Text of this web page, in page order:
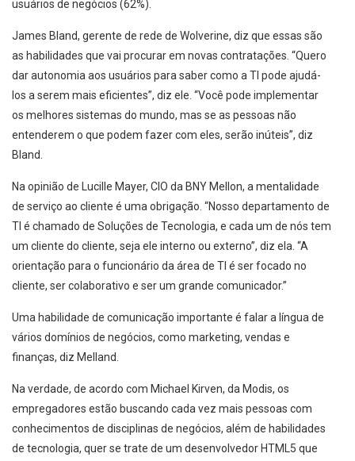
usuários de negócios (62%).
James Bland, gerente de rede de Wolverine, diz que essas são
as habilidades que vai procurar em novas contratações. “Quero
dar autonomia aos usuários para saber como a TI pode ajudá-
los a serem mais eficientes”, diz ele. “Você pode implementar
os melhores sistemas do mundo, mas se as pessoas não
entenderem o que podem fazer com eles, serão inúteis”, diz
Bland.
Na opinião de Lucille Mayer, CIO da BNY Mellon, a mentalidade
de serviço ao cliente é uma obrigação. “Nosso departamento de
TI é chamado de Soluções de Tecnologia, e cada um de nós tem
um cliente do cliente, seja ele interno ou externo”, diz ela. “A
orientação para o funcionário da área de TI é ser focado no
cliente, ser colaborativo e ser um grande comunicador.”
Uma habilidade de comunicação importante é falar a língua de
vários domínios de negócios, como marketing, vendas e
finanças, diz Melland.
Na verdade, de acordo com Michael Kirven, da Modis, os
empregadores estão buscando cada vez mais pessoas com
conhecimentos de disciplinas de negócios, além de habilidades
de tecnologia, quer se trate de um desenvolvedor HTML5 que